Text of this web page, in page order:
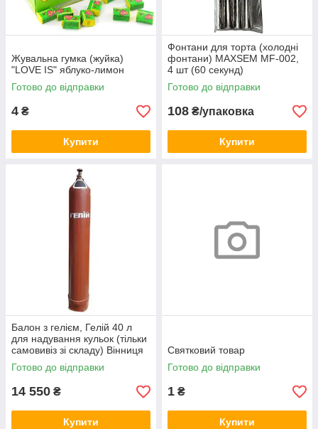
Жувальна гумка (жуйка)
"LOVE IS" яблуко-лимон
Готово до відправки
4 ₴
Купити
Фонтани для торта (холодні
фонтани) MAXSEM MF-002,
4 шт (60 секунд)
Готово до відправки
108 ₴/упаковка
Купити
Балон з гелієм, Гелій 40 л
для надування кульок (тільки
самовивіз зі складу) Вінниця
Готово до відправки
14 550 ₴
Купити
Святковий товар
Готово до відправки
1 ₴
Купити